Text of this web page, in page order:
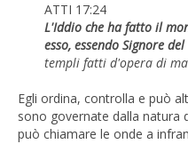
ATTI 17:24
L'Iddio che ha fatto il
esso, essendo Signore
templi fatti d'opera di
Egli ordina, controlla e può
sono governate dalla natura
può chiamare le onde a